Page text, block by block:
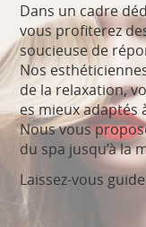
Dans un cadre
vous profiterez
soucieuse de
Nos
de la relaxation,
es mieux adaptés
Nous vous
du spa jusqu’à la
Laissez-vous